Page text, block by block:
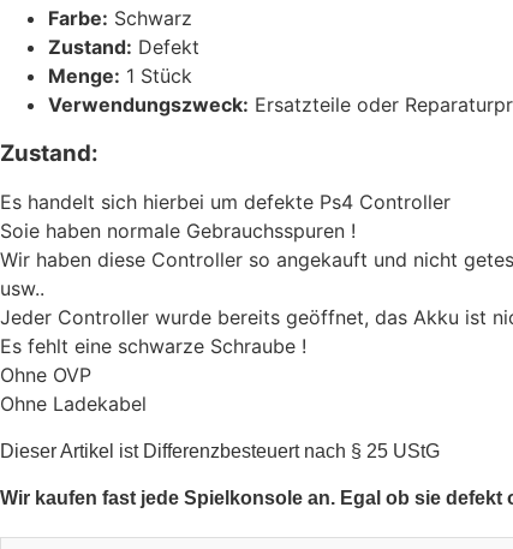
Farbe: Schwarz
Zustand: Defekt
Menge: 1 Stück
Verwendungszweck: Ersatzteile oder
Zustand:
Es handelt sich hierbei um defekte Ps4 Controller
Soie haben normale Gebrauchsspuren !
Wir haben diese Controller so angekauft und nicht
usw..
Jeder Controller wurde bereits geöffnet, das Akku ist
Es fehlt eine schwarze Schraube !
Ohne OVP
Ohne Ladekabel
Dieser Artikel ist Differenzbesteuert nach § 25 UStG
Wir kaufen fast jede Spielkonsole an. Egal ob sie